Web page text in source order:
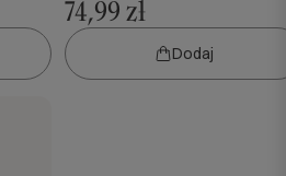
74,99 zł
Dodaj